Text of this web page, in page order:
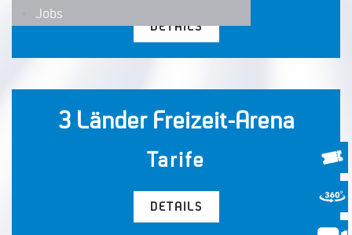
Jobs
DETAILS
3 Länder Freizeit-Arena
Tarife
DETAILS